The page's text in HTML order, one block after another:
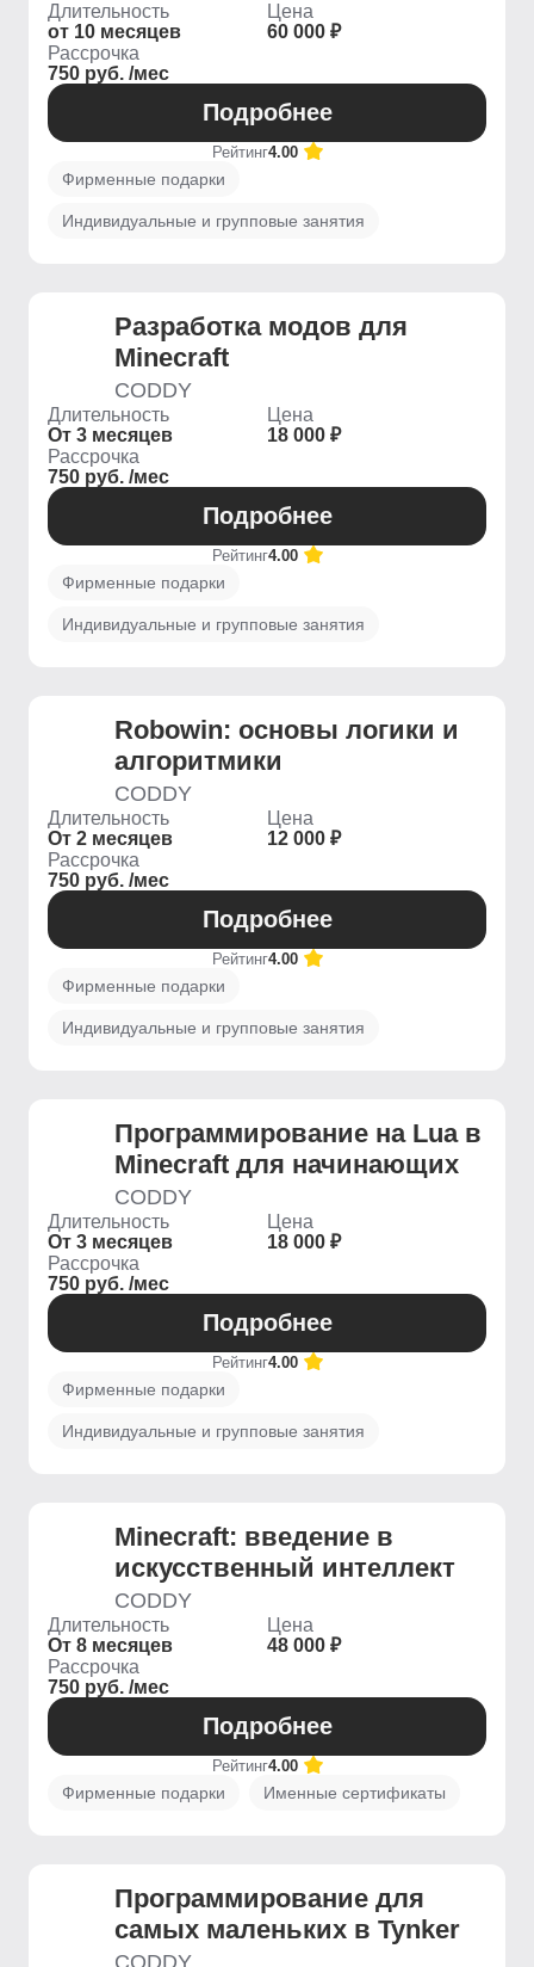
Длительность
от 10 месяцев
Цена
60 000 ₽
Рассрочка
750 руб. /мес
Подробнее
Рейтинг4.00
Фирменные подарки
Индивидуальные и групповые занятия
Разработка модов для
Minecraft
CODDY
Длительность
От 3 месяцев
Цена
18 000 ₽
Рассрочка
750 руб. /мес
Подробнее
Рейтинг4.00
Фирменные подарки
Индивидуальные и групповые занятия
Robowin: основы логики и
алгоритмики
CODDY
Длительность
От 2 месяцев
Цена
12 000 ₽
Рассрочка
750 руб. /мес
Подробнее
Рейтинг4.00
Фирменные подарки
Индивидуальные и групповые занятия
Программирование на Lua в
Minecraft для начинающих
CODDY
Длительность
От 3 месяцев
Цена
18 000 ₽
Рассрочка
750 руб. /мес
Подробнее
Рейтинг4.00
Фирменные подарки
Индивидуальные и групповые занятия
Minecraft: введение в
искусственный интеллект
CODDY
Длительность
От 8 месяцев
Цена
48 000 ₽
Рассрочка
750 руб. /мес
Подробнее
Рейтинг4.00
Фирменные подарки Именные сертификаты
Программирование для
самых маленьких в Tynker
CODDY